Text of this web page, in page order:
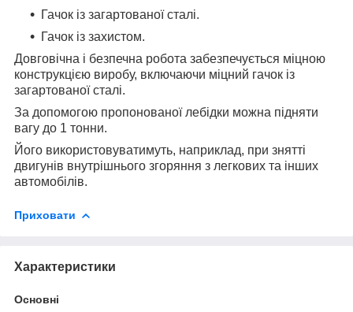
Гачок із загартованої сталі.
Гачок із захистом.
Довговічна і безпечна робота забезпечується міцною
конструкцією виробу, включаючи міцний гачок із
загартованої сталі.
За допомогою пропонованої лебідки можна підняти
вагу до 1 тонни.
Його використовуватимуть, наприклад, при знятті
двигунів внутрішнього згоряння з легкових та інших
автомобілів.
Приховати
Характеристики
Основні